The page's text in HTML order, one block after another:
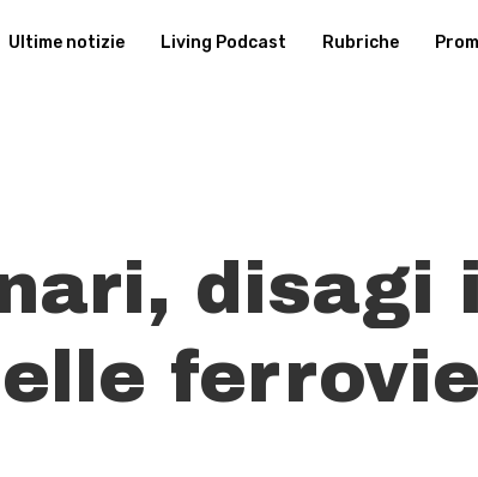
Ultime notizie Living Podcast Rubriche
disagi